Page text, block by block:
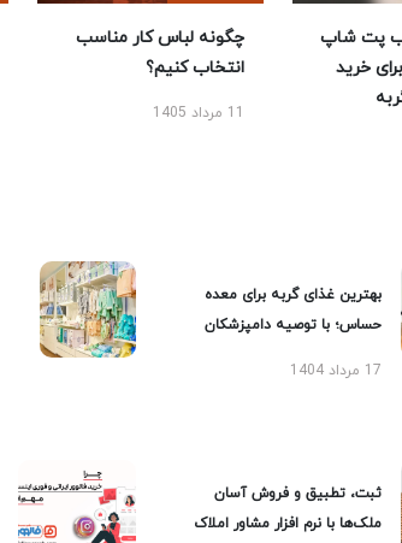
پت شاپ
خرید
چگونه لباس کار مناسب
انتخاب کنیم؟
11 مرداد 1405
بهترین غذای گربه برای معده
حساس؛ با توصیه دامپزشکان
17 مرداد 1404
ثبت، تطبیق و فروش آسان
ملک‌ها با نرم افزار مشاور املاک